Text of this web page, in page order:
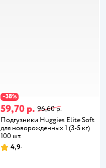
−38%
59,70 р. 96,60 р.
Подгузники Huggies Elite Soft
для новорожденных 1 (3-5 кг)
100 шт.
4,9